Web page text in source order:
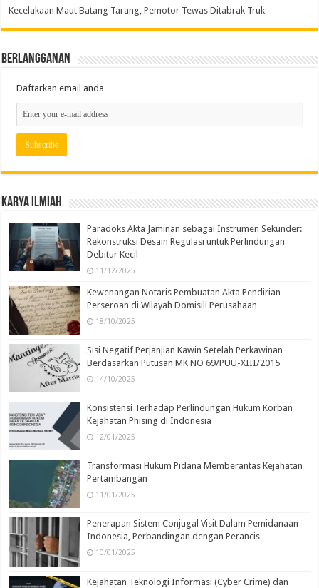
Kecelakaan Maut Batang Tarang, Pemotor Tewas Ditabrak Truk
Berlangganan
Daftarkan email anda
Karya Ilmiah
Paradoks Akta Jaminan sebagai Instrumen Sekunder:
Rekonstruksi Desain Regulasi untuk Perlindungan
Debitur Kecil
11/12/2025
Kewenangan Notaris Pembuatan Akta Pendirian
Perseroan di Wilayah Domisili Perusahaan
18/10/2025
Sisi Negatif Perjanjian Kawin Setelah Perkawinan
Berdasarkan Putusan MK NO 69/PUU-XIII/2015
14/10/2025
Konsistensi Terhadap Perlindungan Hukum Korban
Kejahatan Phising di Indonesia
12/01/2025
Transformasi Hukum Pidana Memberantas Kejahatan
Pertambangan
11/01/2025
Penerapan Sistem Conjugal Visit Dalam Pemidanaan
Indonesia, Perbandingan dengan Perancis
10/01/2025
Kejahatan Teknologi Informasi (Cyber Crime) dan